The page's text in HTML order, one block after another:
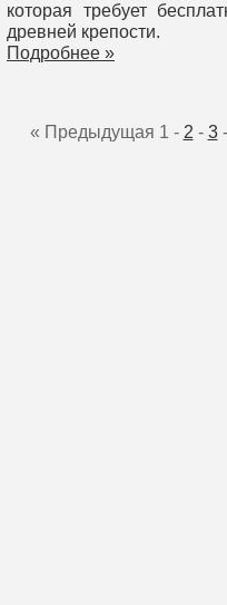
которая требует
древней крепости.
Подробнее »
« Предыдущая 1 - 2 - 3